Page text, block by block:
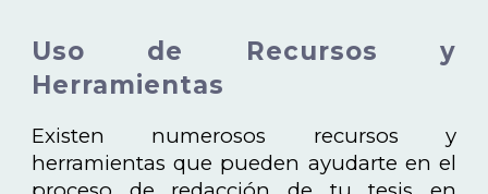
Uso de Recursos y
Herramientas
Existen numerosos recursos y
herramientas que pueden ayudarte en el